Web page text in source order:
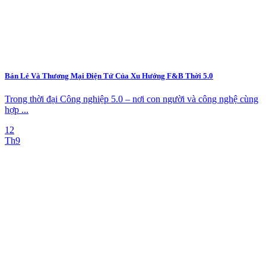
Bán Lẻ Và Thương Mại Điện Tử Của Xu Hướng F&B Thời 5.0
Trong thời đại Công nghiệp 5.0 – nơi con người và công nghệ cùng
hợp ...
12
Th9